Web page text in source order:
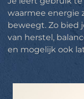
waarmee energie
beweegt. Zo bied
van herstel,
en mogelijk ook